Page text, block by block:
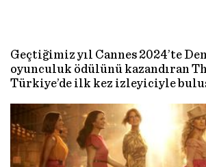
Geçtiğimiz yıl Cannes 2024’te
oyunculuk ödülünü kazandıran
Türkiye’de ilk kez izleyiciyle
yapımları çok yakında